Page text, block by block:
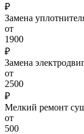
₽
Замена
от
1900
₽
Замена
от
2500
₽
Мелкий ремонт
от
500